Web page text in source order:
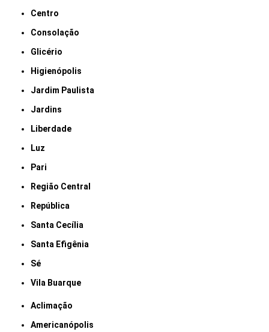
Centro
Consolação
Glicério
Higienópolis
Jardim Paulista
Jardins
Liberdade
Luz
Pari
Região Central
República
Santa Cecília
Santa Efigênia
Sé
Vila Buarque
Aclimação
Americanópolis